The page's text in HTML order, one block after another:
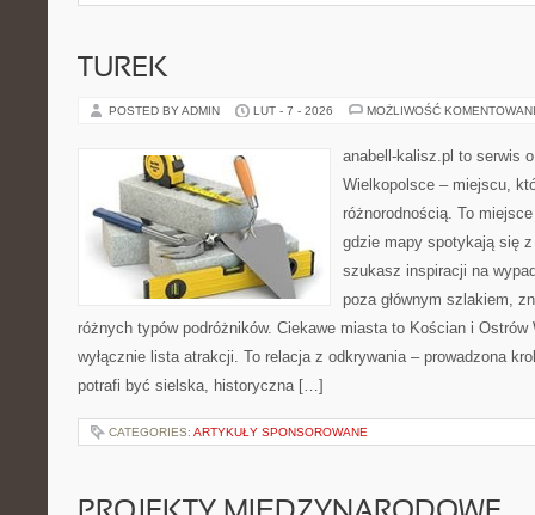
TUREK
POSTED BY ADMIN LUT - 7 - 2026 MOŻLIWOŚĆ
anabell-kalisz.pl to serwis
Wielkopolsce – miejscu,
różnorodnością. To
gdzie mapy spotykają się
szukasz inspiracji na
poza głównym szlakiem,
różnych typów podróżników. Ciekawe miasta to Kościan i
wyłącznie lista atrakcji. To relacja z odkrywania – prowadzona
potrafi być sielska, historyczna […]
CATEGORIES: ARTYKUŁY SPONSOROWANE